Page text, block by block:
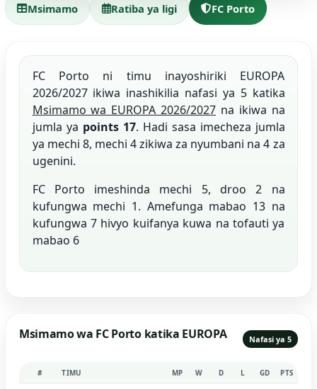
Msimamo Ratiba ya ligi FC Porto
FC Porto ni timu inayoshiriki EUROPA
2026/2027 ikiwa inashikilia nafasi ya 5 katika
Msimamo wa EUROPA 2026/2027 na ikiwa na
jumla ya points 17. Hadi sasa imecheza jumla
ya mechi 8, mechi 4 zikiwa za nyumbani na 4 za
ugenini.
FC Porto imeshinda mechi 5, droo 2 na
kufungwa mechi 1. Amefunga mabao 13 na
kufungwa 7 hivyo kuifanya kuwa na tofauti ya
mabao 6
Msimamo wa FC Porto katika EUROPA Nafasi ya 5
# TIMU MP W D L GD PTS